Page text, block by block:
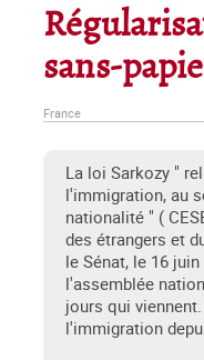
sans-
France
La loi Sarkozy "
l'immigration, au
nationalité " (
des étrangers et
le Sénat, le 16
l'assemblée
jours qui
l'immigration